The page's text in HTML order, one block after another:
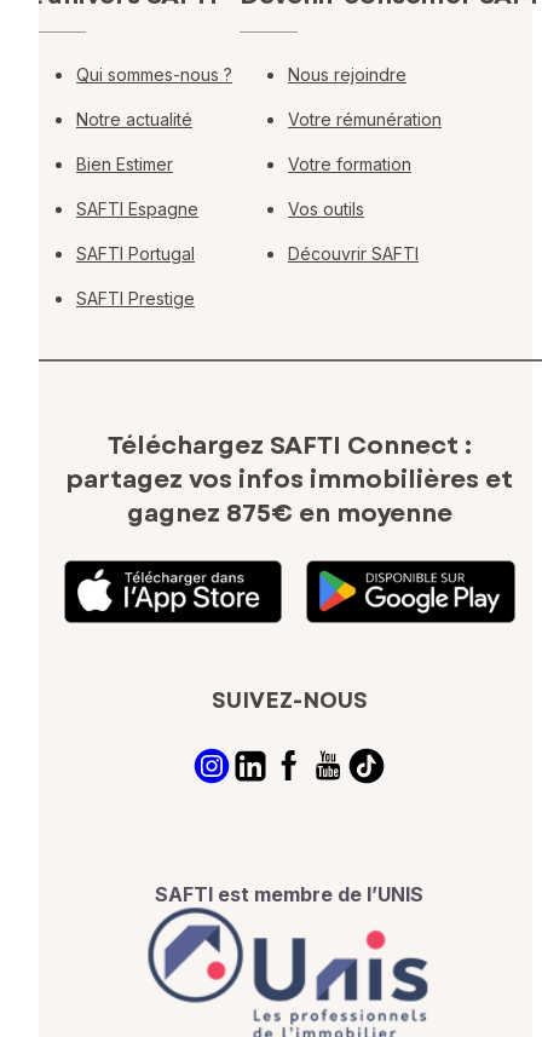
Qui sommes-nous ?
Notre actualité
Bien Estimer
SAFTI Espagne
SAFTI Portugal
SAFTI Prestige
Nous rejoindre
Votre rémunération
Votre formation
Vos outils
Découvrir SAFTI
Téléchargez SAFTI Connect :
partagez vos infos immobilières et
gagnez 875€ en moyenne
SUIVEZ-NOUS
SAFTI est membre de l’UNIS